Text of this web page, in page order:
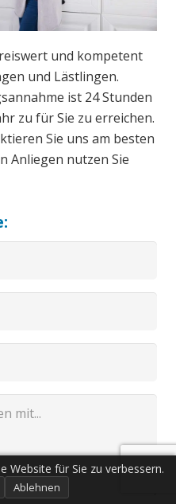
und kompetent
und Lästlingen.
erreichen.
Sie uns am besten
Anliegen nutzen Sie
Website für Sie zu verbessern.
Ablehnen